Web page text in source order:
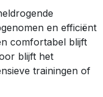
en efficiënt
comfortabel blijft
blijft het
trainingen of